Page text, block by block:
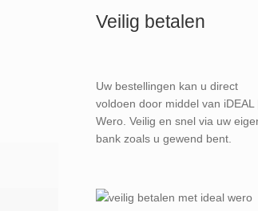
Veilig betalen
Uw bestellingen kan u direct
voldoen door middel van iDEAL
Wero. Veilig en snel via uw
bank zoals u gewend bent.